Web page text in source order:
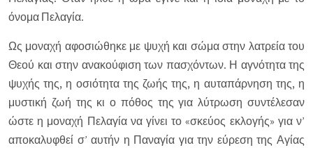
όνομα Πελαγία.
Ως μοναχή αφοσιώθηκε με ψυχή και σώμα στην λατρεία του
Θεού και στην ανακούφιση των πασχόντων. Η αγνότητα της
ψυχής της, η οσιότητα της ζωής της, η αυταπάρνηση της, η
μυστική ζωή της κι ο πόθος της για λύτρωση συντέλεσαν
ώστε η μοναχή Πελαγία να γίνει το «σκεύος εκλογής» για ν’
αποκαλυφθεί σ’ αυτήν η Παναγία για την εύρεση της Αγίας